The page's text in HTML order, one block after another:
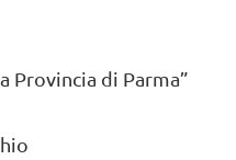
Provincia di Parma”